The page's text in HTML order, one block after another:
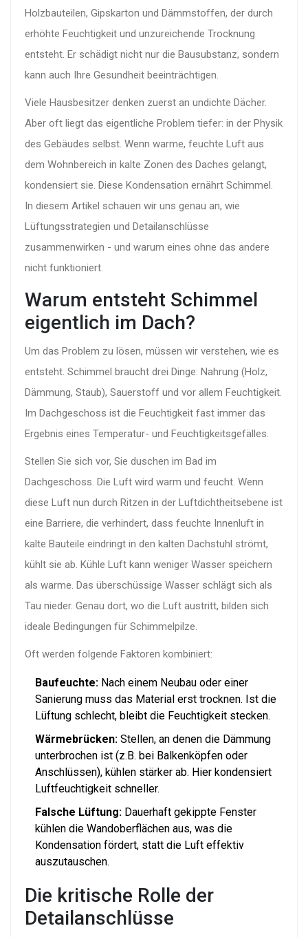
Holzbauteilen, Gipskarton und Dämmstoffen, der durch
erhöhte Feuchtigkeit und unzureichende Trocknung
entsteht. Er schädigt nicht nur die Bausubstanz, sondern
kann auch Ihre Gesundheit beeinträchtigen.
Viele Hausbesitzer denken zuerst an undichte Dächer.
Aber oft liegt das eigentliche Problem tiefer: in der Physik
des Gebäudes selbst. Wenn warme, feuchte Luft aus
dem Wohnbereich in kalte Zonen des Daches gelangt,
kondensiert sie. Diese Kondensation ernährt Schimmel.
In diesem Artikel schauen wir uns genau an, wie
Lüftungsstrategien und Detailanschlüsse
zusammenwirken - und warum eines ohne das andere
nicht funktioniert.
Warum entsteht Schimmel
eigentlich im Dach?
Um das Problem zu lösen, müssen wir verstehen, wie es
entsteht. Schimmel braucht drei Dinge: Nahrung (Holz,
Dämmung, Staub), Sauerstoff und vor allem Feuchtigkeit.
Im Dachgeschoss ist die Feuchtigkeit fast immer das
Ergebnis eines Temperatur- und Feuchtigkeitsgefälles.
Stellen Sie sich vor, Sie duschen im Bad im
Dachgeschoss. Die Luft wird warm und feucht. Wenn
diese Luft nun durch Ritzen in der Luftdichtheitsebene ist
eine Barriere, die verhindert, dass feuchte Innenluft in
kalte Bauteile eindringt in den kalten Dachstuhl strömt,
kühlt sie ab. Kühle Luft kann weniger Wasser speichern
als warme. Das überschüssige Wasser schlägt sich als
Tau nieder. Genau dort, wo die Luft austritt, bilden sich
ideale Bedingungen für Schimmelpilze.
Oft werden folgende Faktoren kombiniert:
Baufeuchte: Nach einem Neubau oder einer
Sanierung muss das Material erst trocknen. Ist die
Lüftung schlecht, bleibt die Feuchtigkeit stecken.
Wärmebrücken: Stellen, an denen die Dämmung
unterbrochen ist (z.B. bei Balkenköpfen oder
Anschlüssen), kühlen stärker ab. Hier kondensiert
Luftfeuchtigkeit schneller.
Falsche Lüftung: Dauerhaft gekippte Fenster
kühlen die Wandoberflächen aus, was die
Kondensation fördert, statt die Luft effektiv
auszutauschen.
Die kritische Rolle der
Detailanschlüsse